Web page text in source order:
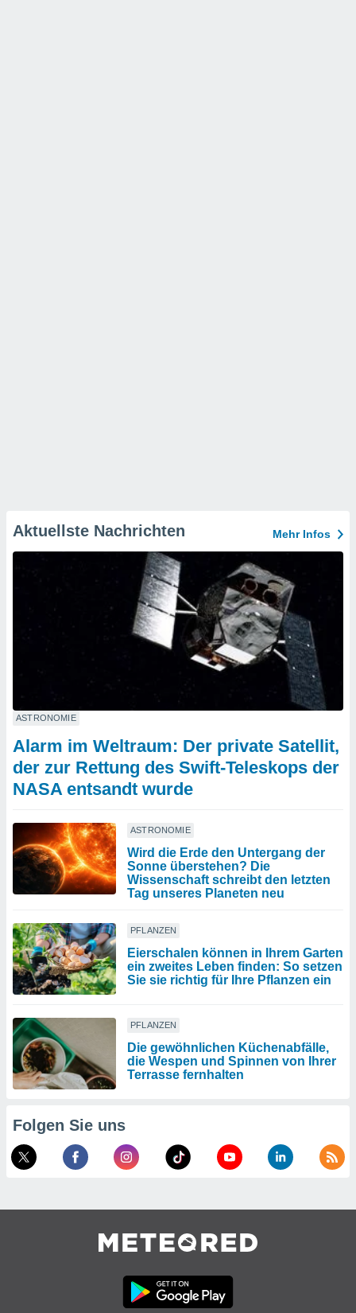
Aktuellste Nachrichten Mehr Infos
ASTRONOMIE
Alarm im Weltraum: Der private Satellit,
der zur Rettung des Swift-Teleskops der
NASA entsandt wurde
ASTRONOMIE
Wird die Erde den Untergang der
Sonne überstehen? Die
Wissenschaft schreibt den letzten
Tag unseres Planeten neu
PFLANZEN
Eierschalen können in Ihrem Garten
ein zweites Leben finden: So setzen
Sie sie richtig für Ihre Pflanzen ein
PFLANZEN
Die gewöhnlichen Küchenabfälle,
die Wespen und Spinnen von Ihrer
Terrasse fernhalten
Folgen Sie uns